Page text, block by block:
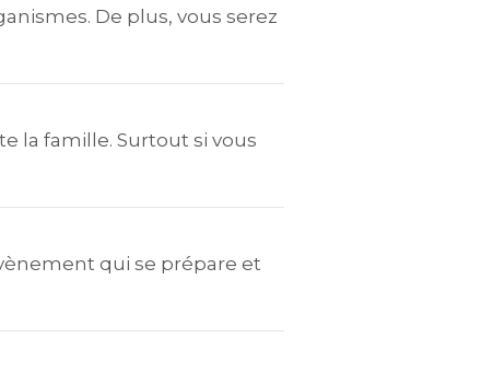
De plus, vous serez
la famille. Surtout si vous
qui se prépare et